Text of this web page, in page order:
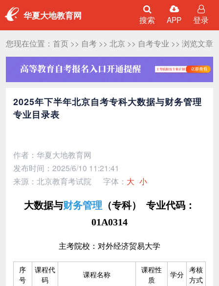
华夏大地教育网 搜索 APP 登录
您现在位置： 首页>> 自考>> 北京>> 自考专业 >> 浏览文章
2025年下半年北京自考专科大数据与财务管理
专业目录表
作者：华夏大地教育网
发布时间：2025/6/10 11:21:41
来源：北京教育考试院
字体： 大 小
大数据与财务管理 （专科） 专业代码：
01A0314
主考院校：对外经济贸易大学
序
号
课程代
码
课程名称
课程性
质
学分
考核
方式